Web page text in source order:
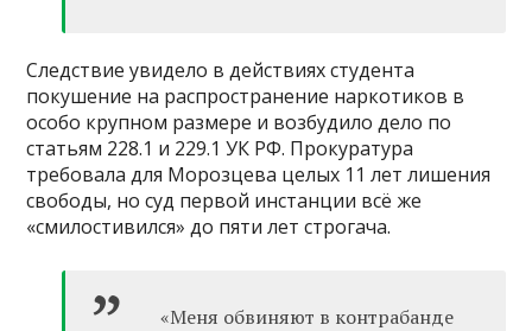
Следствие увидело в действиях студента
покушение на распространение наркотиков в
особо крупном размере и возбудило дело по
статьям 228.1 и 229.1 УК РФ. Прокуратура
требовала для Морозцева целых 11 лет лишения
свободы, но суд первой инстанции всё же
«смилостивился» до пяти лет строгача.
«Меня обвиняют в контрабанде